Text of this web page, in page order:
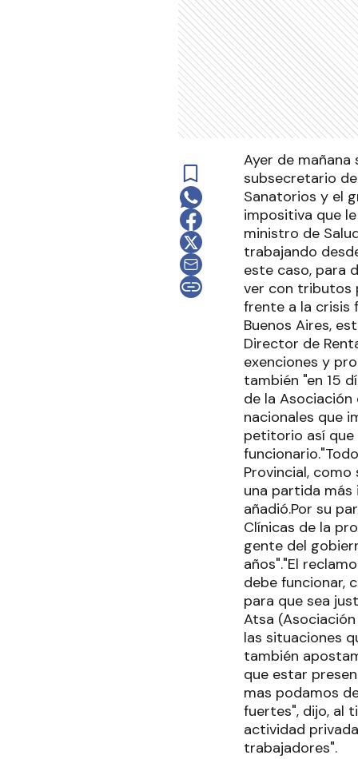
Ayer de
subsecretario
Sanatorios y el
impositiva que
ministro de
trabajando
este caso, para
ver con tributos
frente a la crisis
Buenos Aires,
Director de
exenciones y
también "en 15
de la
nacionales que
petitorio así que
Provincial,
una partida
añadió.Por su
Clínicas de la
gente del
años"."El
debe funcionar,
para que sea
Atsa
las situaciones
también
que estar
mas podamos
fuertes", dijo, al
actividad
trabajadores".